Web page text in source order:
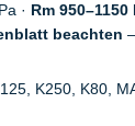
· Rm 950–1150
beachten
K250, K80,